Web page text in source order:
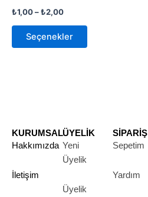
₺1,00–₺2,00
Seçenekler
Seçenekler
KURUMSAL
Hakkımızda
İletişim
ÜYELİK
Yeni
Üyelik
Üyelik
SİPARİŞ
Sepetim
Yardım